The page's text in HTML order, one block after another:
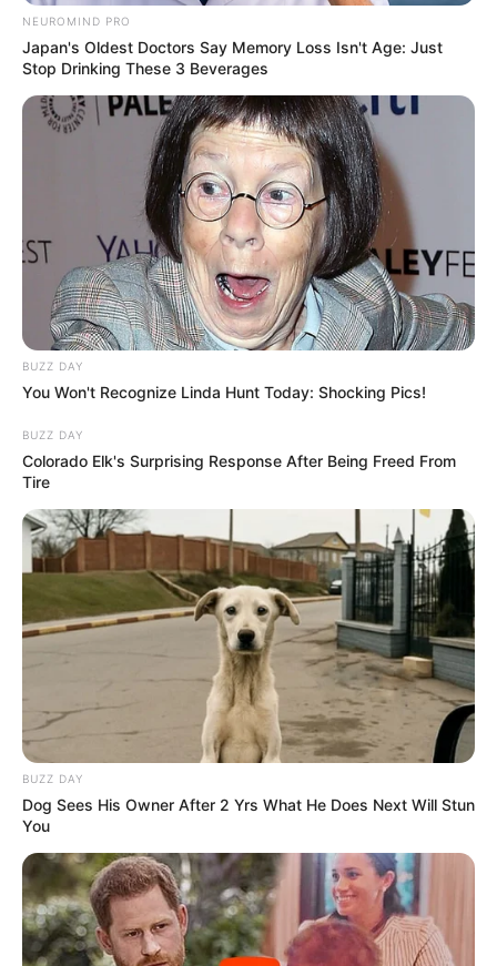
NEUROMIND PRO
Japan's Oldest Doctors Say Memory Loss Isn't Age: Just
Stop Drinking These 3 Beverages
BUZZ DAY
You Won't Recognize Linda Hunt Today: Shocking Pics!
BUZZ DAY
Colorado Elk's Surprising Response After Being Freed From
Tire
BUZZ DAY
Dog Sees His Owner After 2 Yrs What He Does Next Will Stun
You